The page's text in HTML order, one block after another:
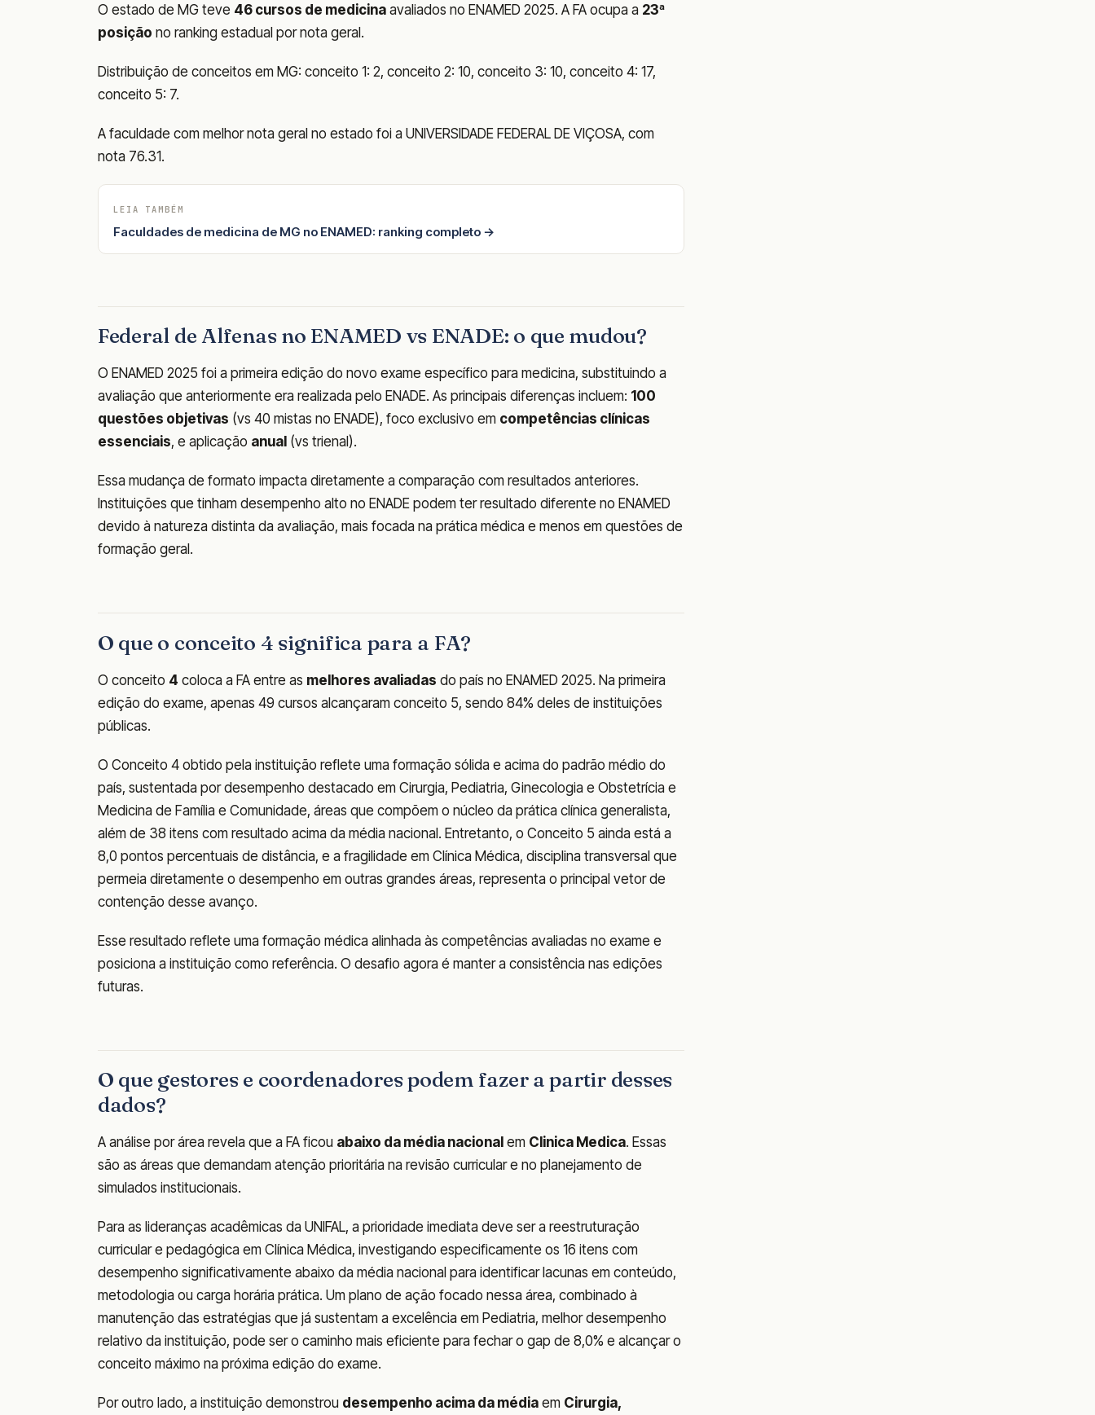
O estado de MG teve 46 cursos de medicina avaliados no ENAMED 2025. A FA ocupa a 23ª
posição no ranking estadual por nota geral.
Distribuição de conceitos em MG: conceito 1: 2, conceito 2: 10, conceito 3: 10, conceito 4: 17,
conceito 5: 7.
A faculdade com melhor nota geral no estado foi a UNIVERSIDADE FEDERAL DE VIÇOSA, com
nota 76.31.
LEIA TAMBÉM
Faculdades de medicina de MG no ENAMED: ranking completo →
Federal de Alfenas no ENAMED vs ENADE: o que mudou?
O ENAMED 2025 foi a primeira edição do novo exame específico para medicina, substituindo a
avaliação que anteriormente era realizada pelo ENADE. As principais diferenças incluem: 100
questões objetivas (vs 40 mistas no ENADE), foco exclusivo em competências clínicas
essenciais, e aplicação anual (vs trienal).
Essa mudança de formato impacta diretamente a comparação com resultados anteriores.
Instituições que tinham desempenho alto no ENADE podem ter resultado diferente no ENAMED
devido à natureza distinta da avaliação, mais focada na prática médica e menos em questões de
formação geral.
O que o conceito 4 significa para a FA?
O conceito 4 coloca a FA entre as melhores avaliadas do país no ENAMED 2025. Na primeira
edição do exame, apenas 49 cursos alcançaram conceito 5, sendo 84% deles de instituições
públicas.
O Conceito 4 obtido pela instituição reflete uma formação sólida e acima do padrão médio do
país, sustentada por desempenho destacado em Cirurgia, Pediatria, Ginecologia e Obstetrícia e
Medicina de Família e Comunidade, áreas que compõem o núcleo da prática clínica generalista,
além de 38 itens com resultado acima da média nacional. Entretanto, o Conceito 5 ainda está a
8,0 pontos percentuais de distância, e a fragilidade em Clínica Médica, disciplina transversal que
permeia diretamente o desempenho em outras grandes áreas, representa o principal vetor de
contenção desse avanço.
Esse resultado reflete uma formação médica alinhada às competências avaliadas no exame e
posiciona a instituição como referência. O desafio agora é manter a consistência nas edições
futuras.
O que gestores e coordenadores podem fazer a partir desses
dados?
A análise por área revela que a FA ficou abaixo da média nacional em Clinica Medica. Essas
são as áreas que demandam atenção prioritária na revisão curricular e no planejamento de
simulados institucionais.
Para as lideranças acadêmicas da UNIFAL, a prioridade imediata deve ser a reestruturação
curricular e pedagógica em Clínica Médica, investigando especificamente os 16 itens com
desempenho significativamente abaixo da média nacional para identificar lacunas em conteúdo,
metodologia ou carga horária prática. Um plano de ação focado nessa área, combinado à
manutenção das estratégias que já sustentam a excelência em Pediatria, melhor desempenho
relativo da instituição, pode ser o caminho mais eficiente para fechar o gap de 8,0% e alcançar o
conceito máximo na próxima edição do exame.
Por outro lado, a instituição demonstrou desempenho acima da média em Cirurgia,